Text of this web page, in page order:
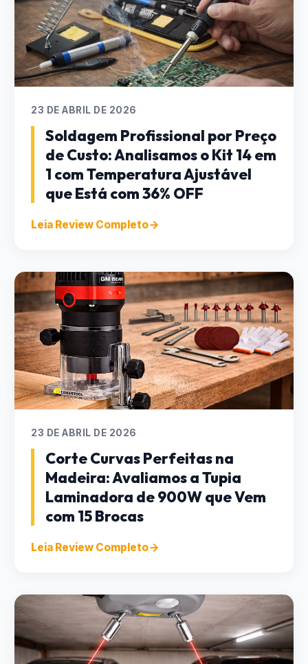
23 DE ABRIL DE 2026
Soldagem Profissional por Preço
de Custo: Analisamos o Kit 14 em
1 com Temperatura Ajustável
que Está com 36% OFF
Leia Review Completo
23 DE ABRIL DE 2026
Corte Curvas Perfeitas na
Madeira: Avaliamos a Tupia
Laminadora de 900W que Vem
com 15 Brocas
Leia Review Completo